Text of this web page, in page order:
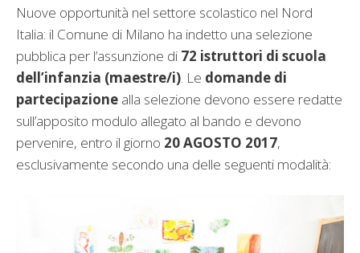
Nuove opportunità nel settore scolastico nel Nord
Italia: il Comune di Milano ha indetto una selezione
pubblica per l’assunzione di 72 istruttori di scuola
dell’infanzia (maestre/i) . Le domande di
partecipazione alla selezione devono essere redatte
sull’apposito modulo allegato al bando e devono
pervenire, entro il giorno 20 AGOSTO 2017,
esclusivamente secondo una delle seguenti modalità: